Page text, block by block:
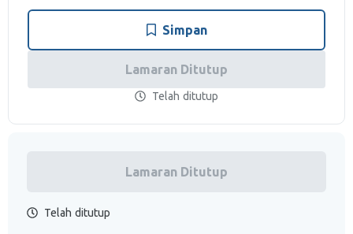
Simpan
Lamaran Ditutup
Telah ditutup
Lamaran Ditutup
Telah ditutup